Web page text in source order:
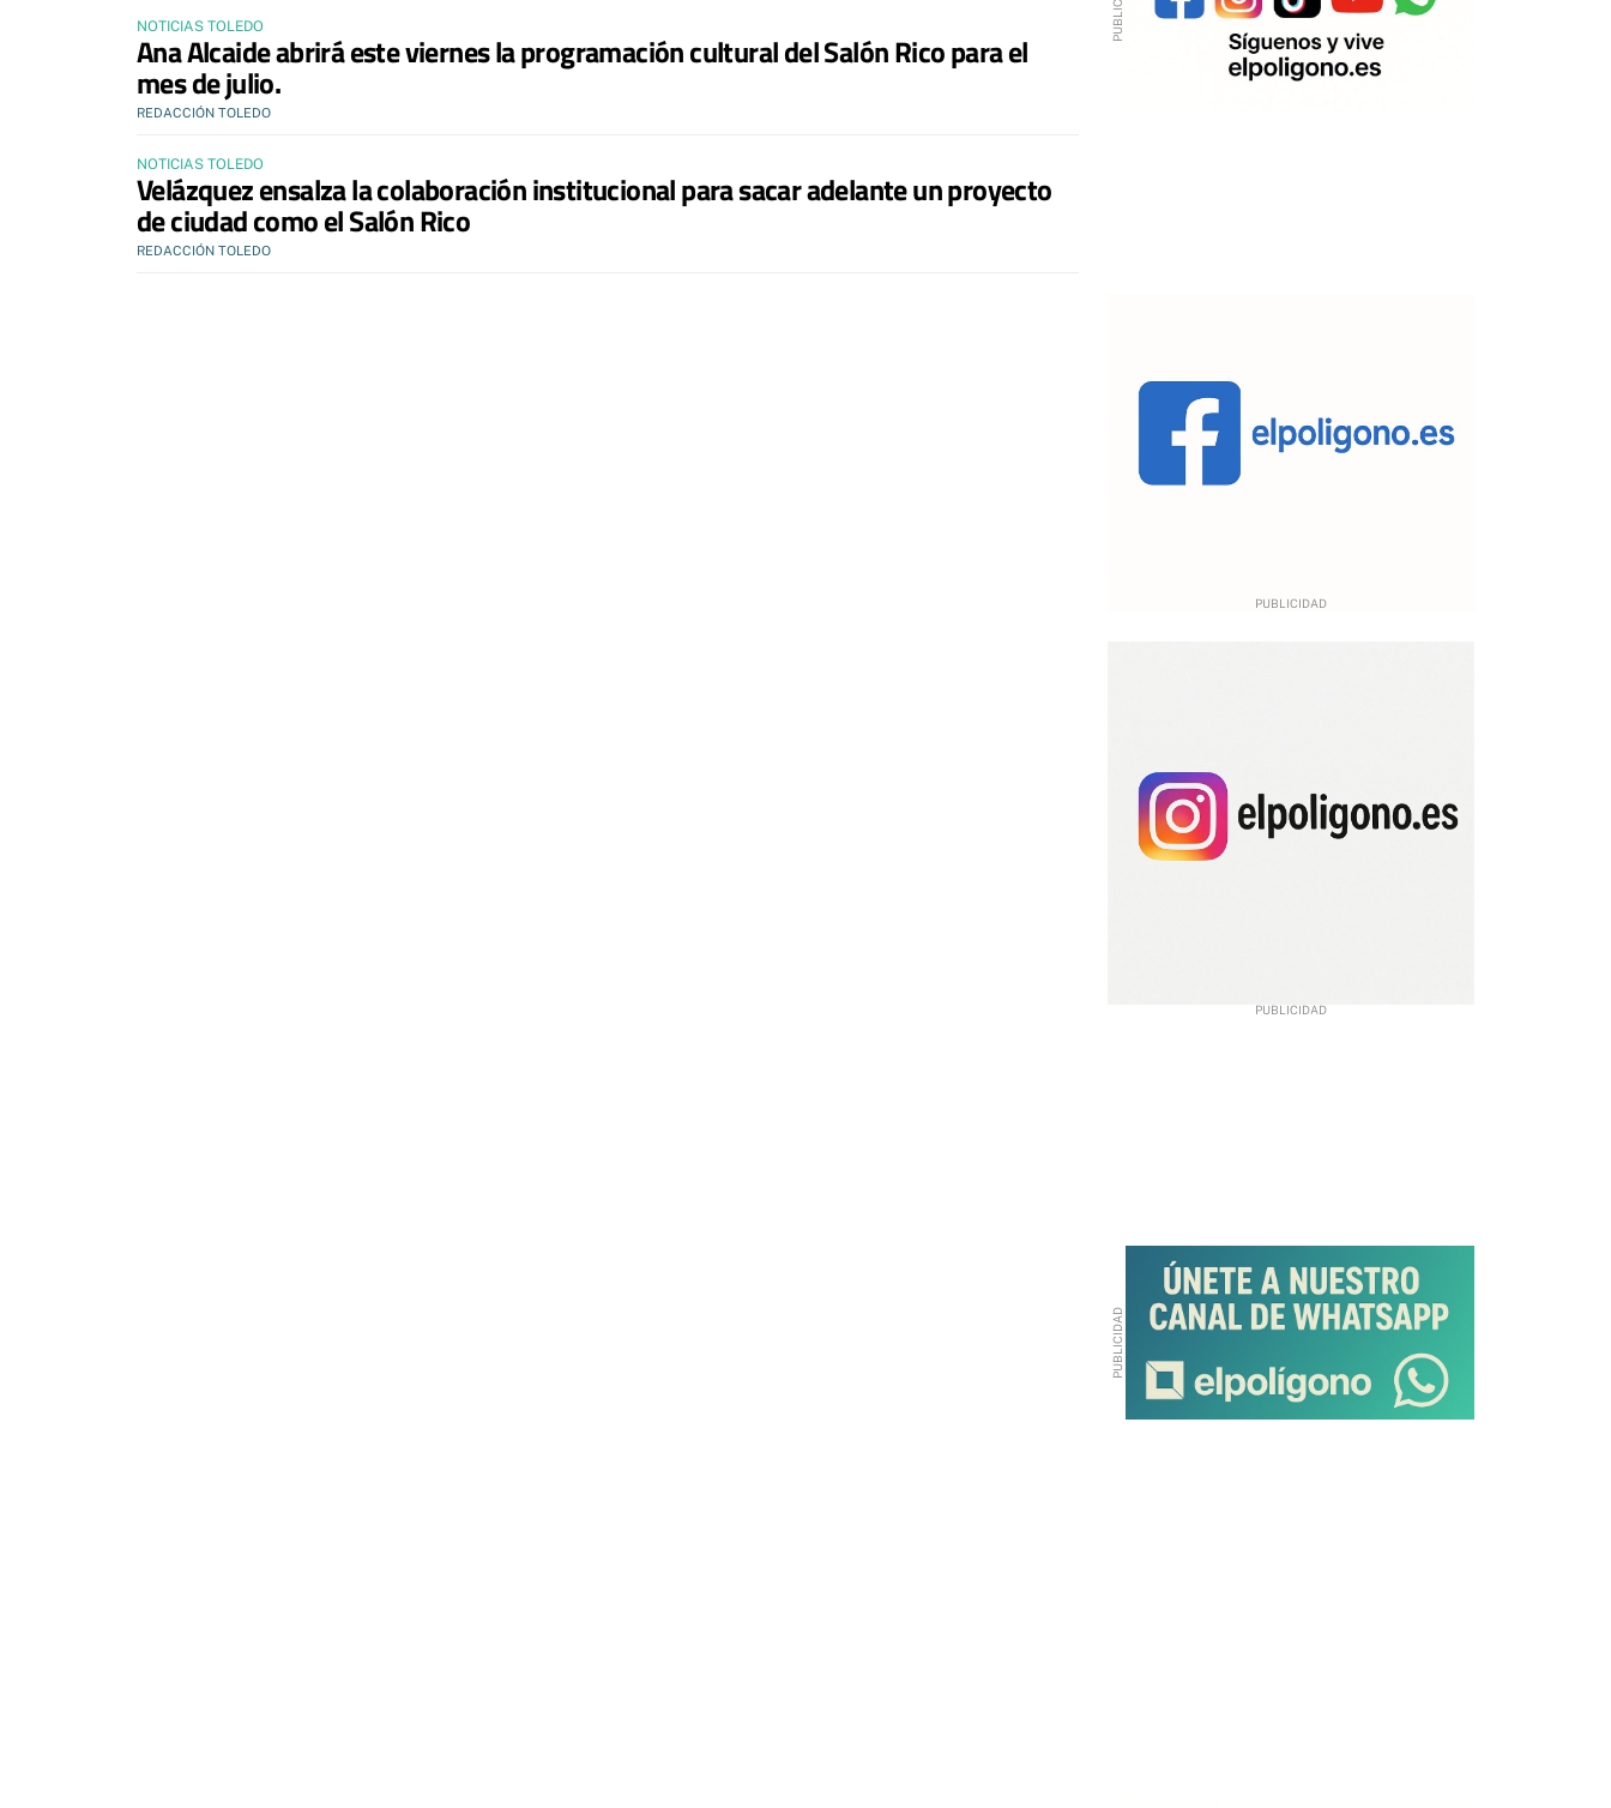
NOTICIAS TOLEDO
Ana Alcaide abrirá este viernes la programación cultural del Salón Rico para el
mes de julio.
REDACCIÓN TOLEDO
NOTICIAS TOLEDO
Velázquez ensalza la colaboración institucional para sacar adelante un proyecto
de ciudad como el Salón Rico
REDACCIÓN TOLEDO